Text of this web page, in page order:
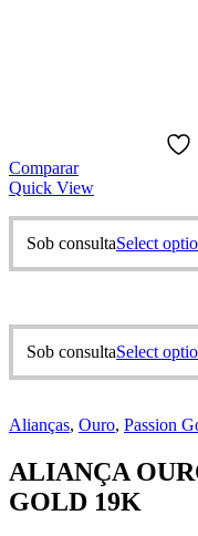
Comparar
Quick View
Sob consultaSelect
Sob consultaSelect
Alianças, Ouro, Passion
ALIANÇA
GOLD 19K